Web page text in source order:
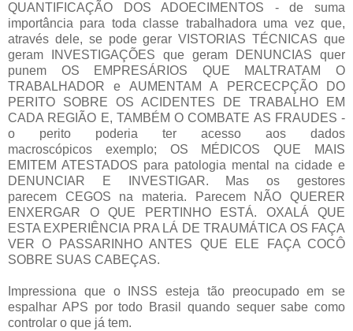
QUANTIFICAÇÃO DOS ADOECIMENTOS - de suma
importância para toda classe trabalhadora uma vez que,
através dele, se pode gerar VISTORIAS TÉCNICAS que
geram INVESTIGAÇÕES que geram DENUNCIAS quer
punem OS EMPRESÁRIOS QUE MALTRATAM O
TRABALHADOR e AUMENTAM A PERCECPÇÃO DO
PERITO SOBRE OS ACIDENTES DE TRABALHO EM
CADA REGIÃO E, TAMBÉM O COMBATE AS FRAUDES -
o perito poderia ter acesso aos dados
macroscópicos exemplo; OS MÉDICOS QUE MAIS
EMITEM ATESTADOS para patologia mental na cidade e
DENUNCIAR E INVESTIGAR. Mas os gestores
parecem CEGOS na materia. Parecem NÃO QUERER
ENXERGAR O QUE PERTINHO ESTÁ. OXALÁ QUE
ESTA EXPERIÊNCIA PRA LÁ DE TRAUMÁTICA OS FAÇA
VER O PASSARINHO ANTES QUE ELE FAÇA COCÔ
SOBRE SUAS CABEÇAS.
Impressiona que o INSS esteja tão preocupado em se
espalhar APS por todo Brasil quando sequer sabe como
controlar o que já tem.